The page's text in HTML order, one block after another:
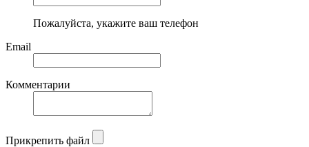
Пожалуйста, укажите ваш телефон
Email
Комментарии
Прикрепить файл